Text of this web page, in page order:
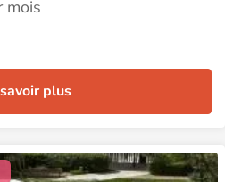
mois
plus